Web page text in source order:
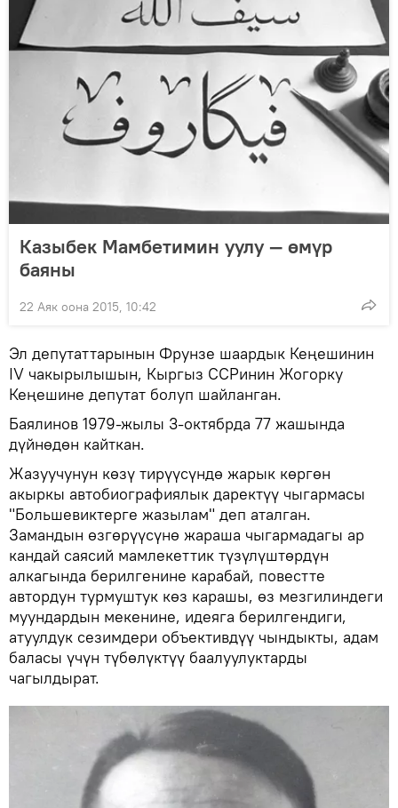
Казыбек Мамбетимин уулу — өмүр
баяны
22 Аяк оона 2015, 10:42
Эл депутаттарынын Фрунзе шаардык Кеңешинин
IV чакырылышын, Кыргыз ССРинин Жогорку
Кеңешине депутат болуп шайланган.
Баялинов 1979-жылы 3-октябрда 77 жашында
дүйнөдөн кайткан.
Жазуучунун көзү тирүүсүндө жарык көргөн
акыркы автобиографиялык даректүү чыгармасы
"Большевиктерге жазылам" деп аталган.
Замандын өзгөрүүсүнө жараша чыгармадагы ар
кандай саясий мамлекеттик түзүлүштөрдүн
алкагында берилгенине карабай, повестте
автордун турмуштук көз карашы, өз мезгилиндеги
муундардын мекенине, идеяга берилгендиги,
атуулдук сезимдери объективдүү чындыкты, адам
баласы үчүн түбөлүктүү баалуулуктарды
чагылдырат.